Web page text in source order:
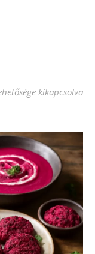
ami elvarázsolkikapcsolva